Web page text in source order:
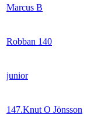
Marcus B
Robban 140
junior
147.Knut O Jönsson